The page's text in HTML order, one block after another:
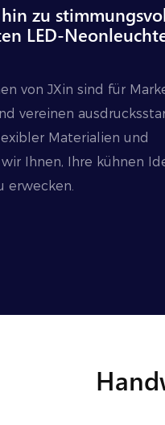
zu
LED-
von JXin sind für
vereinen
Materialien und
Ihnen, Ihre kühnen
erwecken.